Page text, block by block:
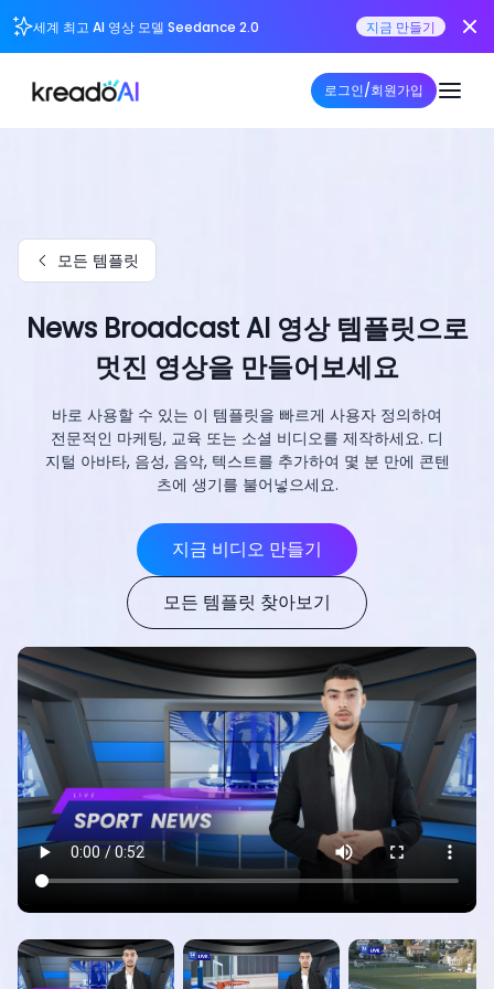
세계 최고 AI 영상 모델 Seedance 2.0 지금 만들기
로그인/회원가입
모든 템플릿
News Broadcast AI 영상 템플릿으로
멋진 영상을 만들어보세요
바로 사용할 수 있는 이 템플릿을 빠르게 사용자 정의하여
전문적인 마케팅, 교육 또는 소셜 비디오를 제작하세요. 디
지털 아바타, 음성, 음악, 텍스트를 추가하여 몇 분 만에 콘텐
츠에 생기를 불어넣으세요.
지금 비디오 만들기
모든 템플릿 찾아보기